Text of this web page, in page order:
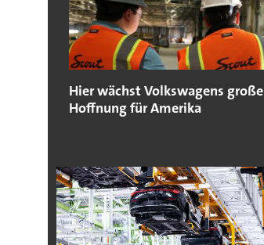
Hier wächst Volkswagens große
Hoffnung für Amerika